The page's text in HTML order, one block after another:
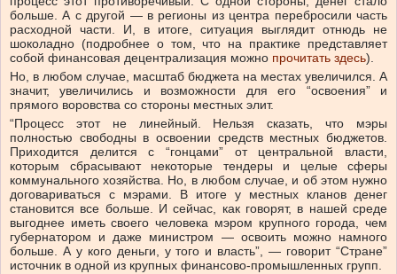
больше. А с другой — в регионы из центра перебросили часть
расходной части. И, в итоге, ситуация выглядит отнюдь не
шоколадно (подробнее о том, что на практике представляет
собой финансовая децентрализация можно прочитать здесь).
Но, в любом случае, масштаб бюджета на местах увеличился. А
значит, увеличились и возможности для его “освоения” и
прямого воровства со стороны местных элит.
“Процесс этот не линейный. Нельзя сказать, что мэры
полностью свободны в освоении средств местных бюджетов.
Приходится делится с “гонцами” от центральной власти,
которым сбрасывают некоторые тендеры и целые сферы
коммунального хозяйства. Но, в любом случае, и об этом нужно
договариваться с мэрами. В итоге у местных кланов денег
становится все больше. И сейчас, как говорят, в нашей среде
выгоднее иметь своего человека мэром крупного города, чем
губернатором и даже министром — освоить можно намного
больше. А у кого деньги, у того и власть”, — говорит “Стране”
источник в одной из крупных финансово-промышленных групп.